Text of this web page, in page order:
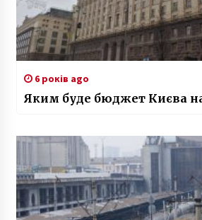
6 років ago
Яким буде бюджет Києва на